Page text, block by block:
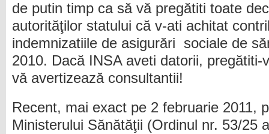
de putin timp ca să vă pregătiti toate
autorităţilor statului că v-ati achitat
indemnizatiile de asigurări sociale de
2010. Dacă INSA aveti datorii,
vă avertizează consultantii!
Recent, mai exact pe 2 februarie 2011,
Ministerului Sănătăţii (Ordinul nr. 53/25